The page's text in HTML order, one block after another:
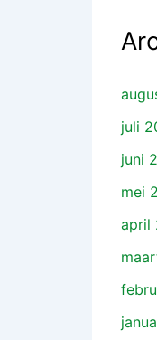
juli
juni
mei
april